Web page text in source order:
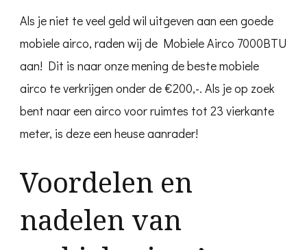
Als je niet te veel geld wil uitgeven aan een goede
mobiele airco, raden wij de Mobiele Airco 7000BTU
aan! Dit is naar onze mening de beste mobiele
airco te verkrijgen onder de €200,-. Als je op zoek
bent naar een airco voor ruimtes tot 23 vierkante
meter, is deze een heuse aanrader!
Voordelen en
nadelen van